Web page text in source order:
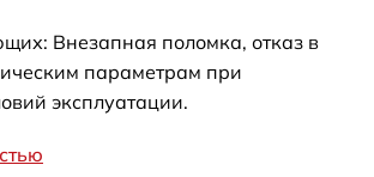
Внезапная поломка, отказ в
параметрам при
эксплуатации.